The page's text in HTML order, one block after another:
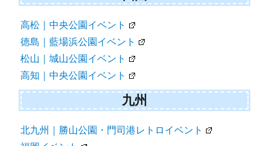
高松｜中央公園イベント
徳島｜藍場浜公園イベント
松山｜城山公園イベント
高知｜中央公園イベント
九州
北九州｜勝山公園・門司港レトロイベント